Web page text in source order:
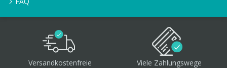
Versandkostenfreie
Viele Zahlungswege